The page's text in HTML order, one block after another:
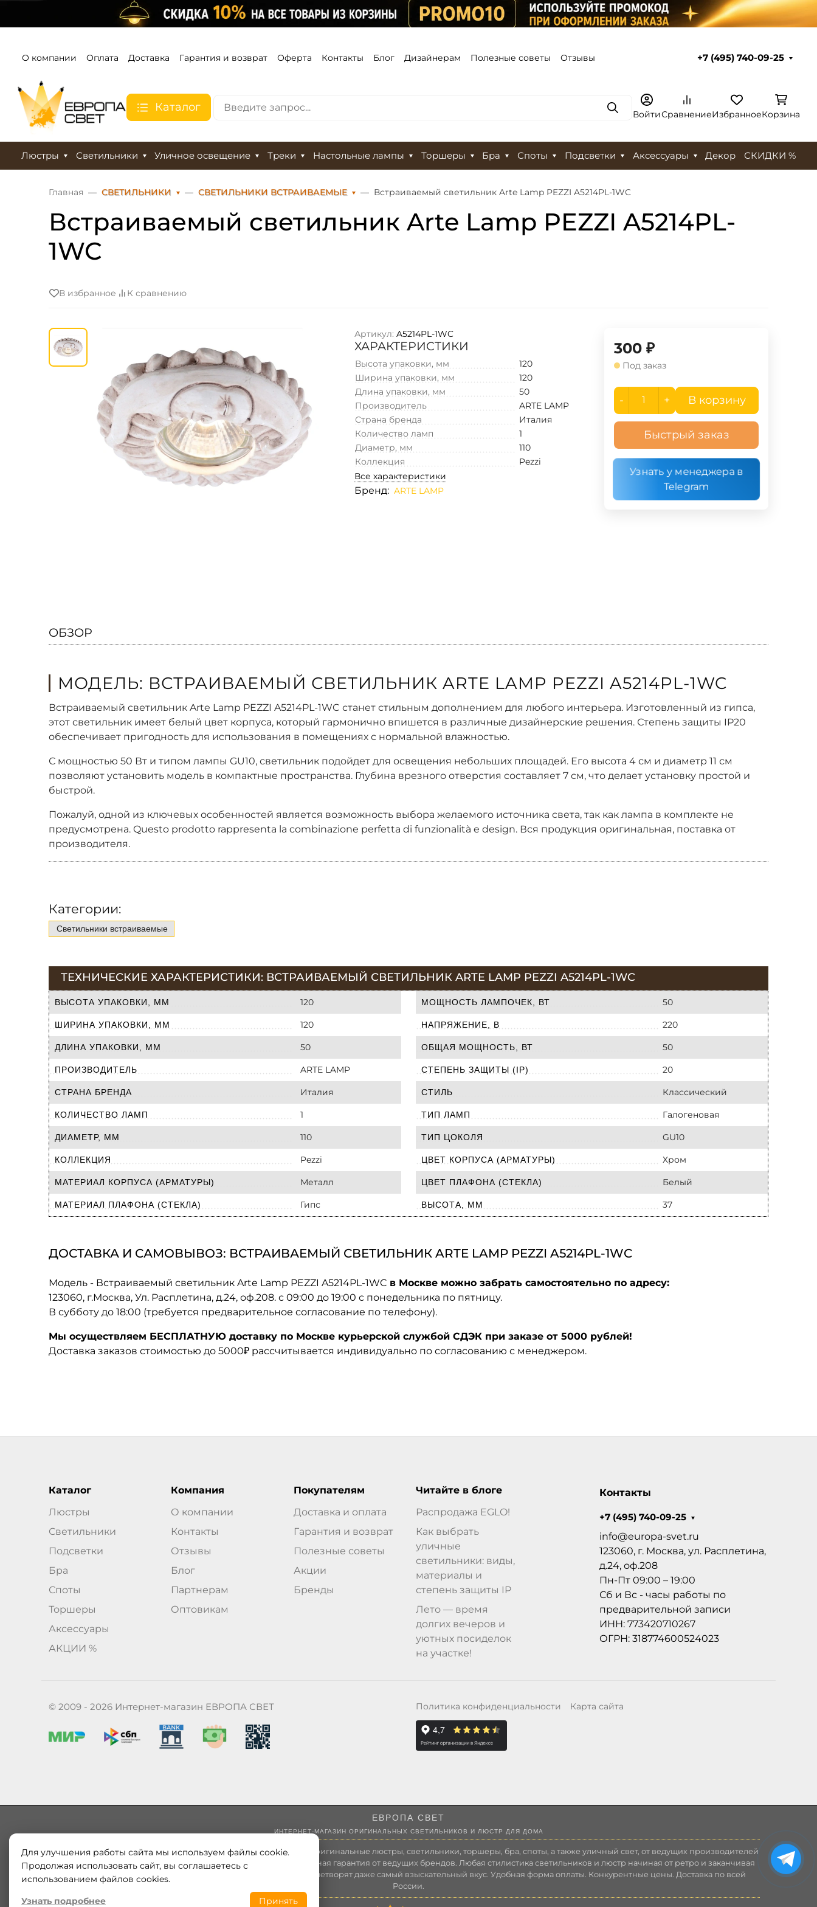
О компании Оплата Доставка Гарантия и возврат Оферта Контакты Блог Дизайнерам Полезные советы Отзывы +7 (495) 740-09-25
Каталог ПоискВойтиСравнениеИзбранноеКорзина
Люстры Светильники Уличное освещение Треки Настольные лампы Торшеры Бра Споты Подсветки Аксессуары Декор СКИДКИ %
Главная СВЕТИЛЬНИКИ СВЕТИЛЬНИКИ ВСТРАИВАЕМЫЕ Встраиваемый светильник Arte Lamp PEZZI A5214PL-1WC
Встраиваемый светильник Arte Lamp PEZZI A5214PL-
1WC
В избранное К сравнению
Артикул: A5214PL-1WC
ХАРАКТЕРИСТИКИ
Высота упаковки, мм
120
Ширина упаковки, мм
120
Длина упаковки, мм
50
Производитель
ARTE LAMP
Страна бренда
Италия
Количество ламп
1
Диаметр, мм
110
Коллекция
Pezzi
Все характеристики
Бренд: ARTE LAMP
300 ₽
Под заказ
- + В корзину
Быстрый заказ
Узнать у менеджера в
Telegram
ОБЗОР
МОДЕЛЬ: ВСТРАИВАЕМЫЙ СВЕТИЛЬНИК ARTE LAMP PEZZI A5214PL-1WC
Встраиваемый светильник Arte Lamp PEZZI A5214PL-1WC станет стильным дополнением для любого интерьера. Изготовленный из гипса,
этот светильник имеет белый цвет корпуса, который гармонично впишется в различные дизайнерские решения. Степень защиты IP20
обеспечивает пригодность для использования в помещениях с нормальной влажностью.
С мощностью 50 Вт и типом лампы GU10, светильник подойдет для освещения небольших площадей. Его высота 4 см и диаметр 11 см
позволяют установить модель в компактные пространства. Глубина врезного отверстия составляет 7 см, что делает установку простой и
быстрой.
Пожалуй, одной из ключевых особенностей является возможность выбора желаемого источника света, так как лампа в комплекте не
предусмотрена. Questo prodotto rappresenta la combinazione perfetta di funzionalità e design. Вся продукция оригинальная, поставка от
производителя.
Категории:
Светильники встраиваемые
ТЕХНИЧЕСКИЕ ХАРАКТЕРИСТИКИ: ВСТРАИВАЕМЫЙ СВЕТИЛЬНИК ARTE LAMP PEZZI A5214PL-1WC
ВЫСОТА УПАКОВКИ, ММ 120
ШИРИНА УПАКОВКИ, ММ 120
ДЛИНА УПАКОВКИ, ММ 50
ПРОИЗВОДИТЕЛЬ ARTE LAMP
СТРАНА БРЕНДА Италия
КОЛИЧЕСТВО ЛАМП 1
ДИАМЕТР, ММ 110
КОЛЛЕКЦИЯ Pezzi
МАТЕРИАЛ КОРПУСА (АРМАТУРЫ) Металл
МАТЕРИАЛ ПЛАФОНА (СТЕКЛА) Гипс
МОЩНОСТЬ ЛАМПОЧЕК, ВТ 50
НАПРЯЖЕНИЕ, В 220
ОБЩАЯ МОЩНОСТЬ, ВТ 50
СТЕПЕНЬ ЗАЩИТЫ (IP) 20
СТИЛЬ Классический
ТИП ЛАМП Галогеновая
ТИП ЦОКОЛЯ GU10
ЦВЕТ КОРПУСА (АРМАТУРЫ) Хром
ЦВЕТ ПЛАФОНА (СТЕКЛА) Белый
ВЫСОТА, ММ 37
ДОСТАВКА И САМОВЫВОЗ: ВСТРАИВАЕМЫЙ СВЕТИЛЬНИК ARTE LAMP PEZZI A5214PL-1WC
Модель - Встраиваемый светильник Arte Lamp PEZZI A5214PL-1WC в Москве можно забрать самостоятельно по адресу:
123060, г.Москва, Ул. Расплетина, д.24, оф.208. с 09:00 до 19:00 с понедельника по пятницу.
В субботу до 18:00 (требуется предварительное согласование по телефону).
Мы осуществляем БЕСПЛАТНУЮ доставку по Москве курьерской службой СДЭК при заказе от 5000 рублей!
Доставка заказов стоимостью до 5000₽ рассчитывается индивидуально по согласованию с менеджером.
Каталог
Люстры
Светильники
Подсветки
Бра
Споты
Торшеры
Аксессуары
АКЦИИ %
Компания
О компании
Контакты
Отзывы
Блог
Партнерам
Оптовикам
Покупателям
Доставка и оплата
Гарантия и возврат
Полезные советы
Акции
Бренды
Читайте в блоге
Распродажа EGLO!
Как выбрать
уличные
светильники: виды,
материалы и
степень защиты IP
Лето — время
долгих вечеров и
уютных посиделок
на участке!
Контакты
+7 (495) 740-09-25
info@europa-svet.ru
123060, г. Москва, ул. Расплетина,
д.24, оф.208
Пн-Пт 09:00 – 19:00
Сб и Вс - часы работы по
предварительной записи
ИНН: 773420710267
ОГРН: 318774600524023
© 2009 - 2026 Интернет-магазин ЕВРОПА СВЕТ Политика конфиденциальности Карта сайта
ЕВРОПА СВЕТ
ИНТЕРНЕТ-МАГАЗИН ОРИГИНАЛЬНЫХ СВЕТИЛЬНИКОВ И ЛЮСТР ДЛЯ ДОМА
Наш магазин «ЕВРОПА СВЕТ» поставляет и продает в России оригинальные люстры, светильники, торшеры, бра, споты, а также уличный свет, от ведущих производителей
Европы и России. Только оригинальная продукция. Полноценная гарантия от ведущих брендов. Любая стилистика светильников и люстр начиная от ретро и заканчивая
модерн от интернет-магазина europa-svet.ru позволит удовлетворят даже самый взыскательный вкус. Удобная форма оплаты. Конкурентные цены. Доставка по всей
России.
Для улучшения работы сайта мы используем файлы cookie.
Продолжая использовать сайт, вы соглашаетесь с
использованием файлов cookies.
Узнать подробнее
Принять